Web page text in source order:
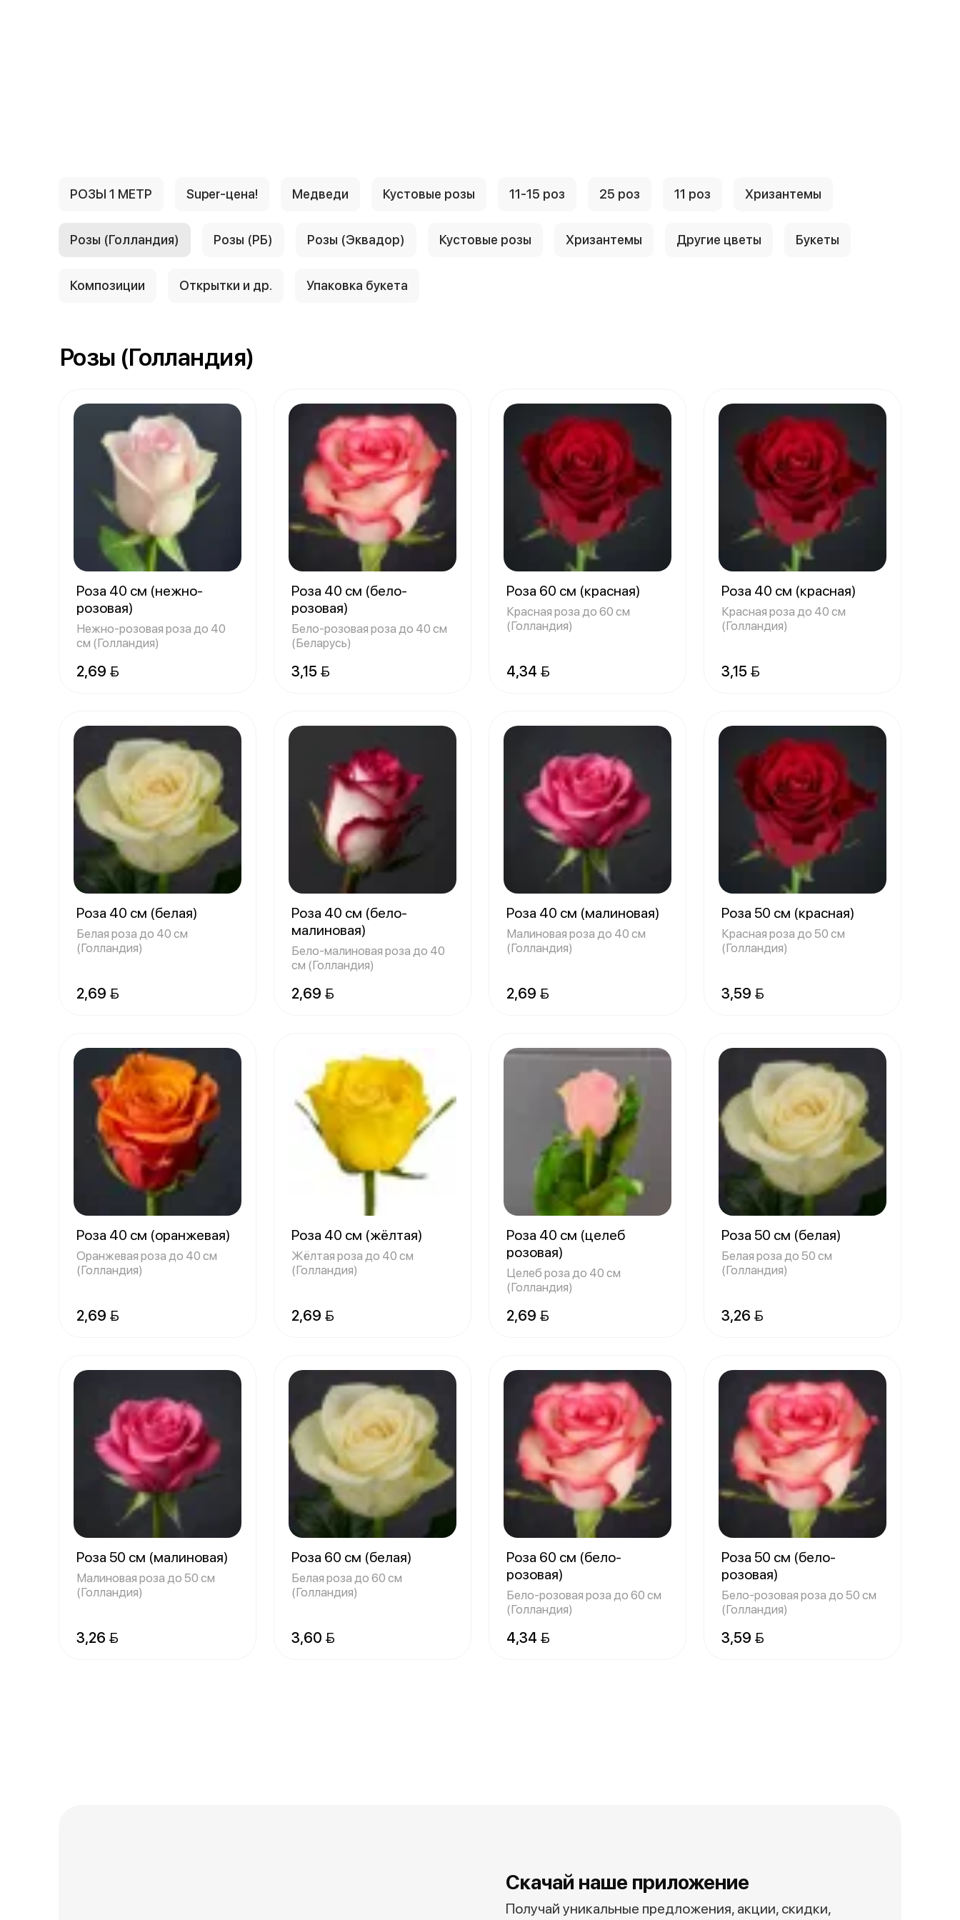
РОЗЫ 1 МЕТР Super-цена! Медведи Кустовые розы 11-15 роз 25 роз 11 роз Хризантемы
Розы (Голландия) Розы (РБ) Розы (Эквадор) Кустовые розы Хризантемы Другие цветы Букеты
Композиции Открытки и др. Упаковка букета
Розы (Голландия)
Роза 40 см (нежно-
розовая)
Нежно-розовая роза до 40
см (Голландия)
2,69 
Роза 40 см (бело-
розовая)
Бело-розовая роза до 40 см
(Беларусь)
3,15 
Роза 60 см (красная)
Красная роза до 60 см
(Голландия)
4,34 
Роза 40 см (красная)
Красная роза до 40 см
(Голландия)
3,15 
Роза 40 см (белая)
Белая роза до 40 см
(Голландия)
2,69 
Роза 40 см (бело-
малиновая)
Бело-малиновая роза до 40
см (Голландия)
2,69 
Роза 40 см (малиновая)
Малиновая роза до 40 см
(Голландия)
2,69 
Роза 50 см (красная)
Красная роза до 50 см
(Голландия)
3,59 
Роза 40 см (оранжевая)
Оранжевая роза до 40 см
(Голландия)
2,69 
Роза 40 см (жёлтая)
Жёлтая роза до 40 см
(Голландия)
2,69 
Роза 40 см (целеб
розовая)
Целеб роза до 40 см
(Голландия)
2,69 
Роза 50 см (белая)
Белая роза до 50 см
(Голландия)
3,26 
Роза 50 см (малиновая)
Малиновая роза до 50 см
(Голландия)
3,26 
Роза 60 см (белая)
Белая роза до 60 см
(Голландия)
3,60 
Роза 60 см (бело-
розовая)
Бело-розовая роза до 60 см
(Голландия)
4,34 
Роза 50 см (бело-
розовая)
Бело-розовая роза до 50 см
(Голландия)
3,59 
Скачай наше приложение
Получай уникальные предложения, акции, скидки,